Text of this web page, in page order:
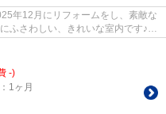
年12月にリフォームをし、素敵な
ふさわしい、きれいな室内です♪」
-)
1ヶ月